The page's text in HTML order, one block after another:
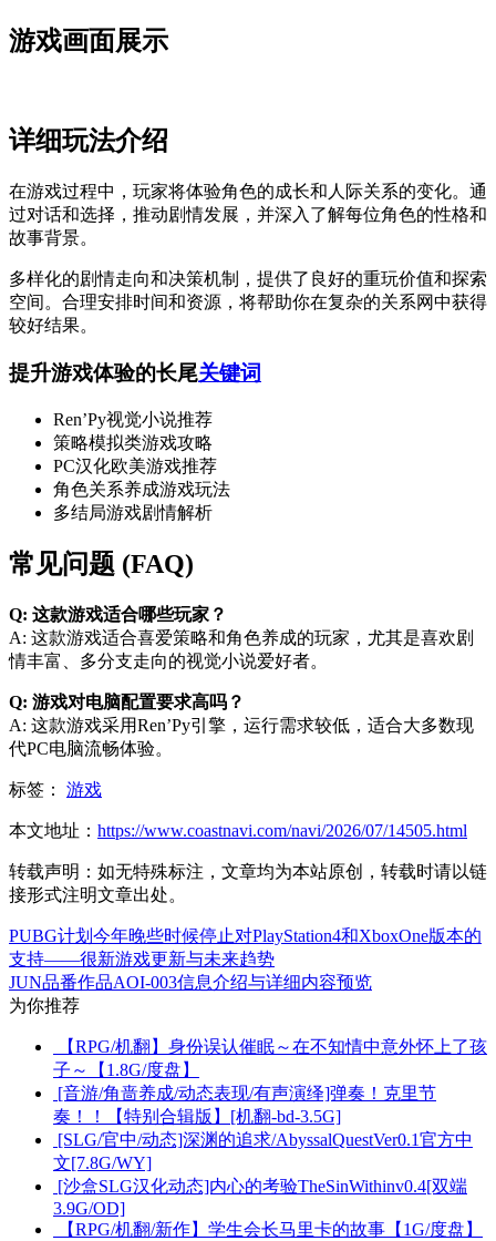
游戏画面展示
详细玩法介绍
在游戏过程中，玩家将体验角色的成长和人际关系的变化。通
过对话和选择，推动剧情发展，并深入了解每位角色的性格和
故事背景。
多样化的剧情走向和决策机制，提供了良好的重玩价值和探索
空间。合理安排时间和资源，将帮助你在复杂的关系网中获得
较好结果。
提升游戏体验的长尾关键词
Ren’Py视觉小说推荐
策略模拟类游戏攻略
PC汉化欧美游戏推荐
角色关系养成游戏玩法
多结局游戏剧情解析
常见问题 (FAQ)
Q: 这款游戏适合哪些玩家？
A: 这款游戏适合喜爱策略和角色养成的玩家，尤其是喜欢剧
情丰富、多分支走向的视觉小说爱好者。
Q: 游戏对电脑配置要求高吗？
A: 这款游戏采用Ren’Py引擎，运行需求较低，适合大多数现
代PC电脑流畅体验。
标签： 游戏
本文地址： https://www.coastnavi.com/navi/2026/07/14505.html
转载声明： 如无特殊标注，文章均为本站原创，转载时请以链
接形式注明文章出处。
PUBG计划今年晚些时候停止对PlayStation4和XboxOne版本的
支持——很新游戏更新与未来趋势
JUN品番作品AOI-003信息介绍与详细内容预览
为你推荐
【RPG/机翻】身份误认催眠～在不知情中意外怀上了孩
子～【1.8G/度盘】
[音游/角啬养成/动态表现/有声演绎]弹奏！克里节
奏！！【特别合辑版】[机翻-bd-3.5G]
[SLG/官中/动态]深渊的追求/AbyssalQuestVer0.1官方中
文[7.8G/WY]
[沙盒SLG汉化动态]内心的考验TheSinWithinv0.4[双端
3.9G/OD]
【RPG/机翻/新作】学生会长马里卡的故事【1G/度盘】